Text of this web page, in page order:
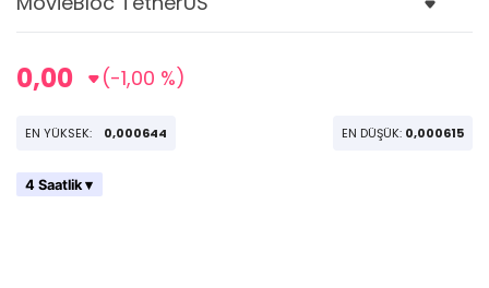
0,00 (-1,00 %)
EN YÜKSEK: 0,000644 EN DÜŞÜK: 0,000615
4 Saatlik ▾